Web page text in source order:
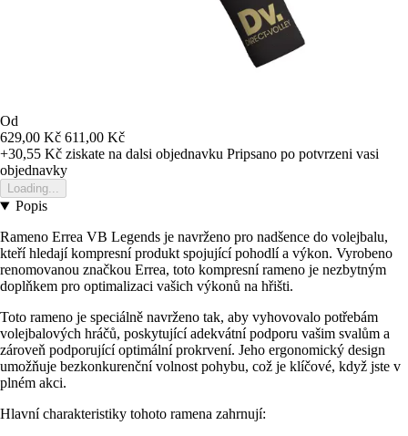
Od
629,00 Kč 611,00 Kč
+30,55 Kč ziskate na dalsi objednavku Pripsano po potvrzeni vasi
objednavky
Loading...
Popis
Rameno Errea VB Legends je navrženo pro nadšence do volejbalu,
kteří hledají kompresní produkt spojující pohodlí a výkon. Vyrobeno
renomovanou značkou Errea, toto kompresní rameno je nezbytným
doplňkem pro optimalizaci vašich výkonů na hřišti.
Toto rameno je speciálně navrženo tak, aby vyhovovalo potřebám
volejbalových hráčů, poskytující adekvátní podporu vašim svalům a
zároveň podporující optimální prokrvení. Jeho ergonomický design
umožňuje bezkonkurenční volnost pohybu, což je klíčové, když jste v
plném akci.
Hlavní charakteristiky tohoto ramena zahrnují: